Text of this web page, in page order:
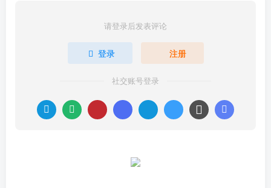
请登录后发表评论
登录 注册
社交账号登录